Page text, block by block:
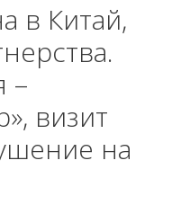
в Китай,
–
визит
на